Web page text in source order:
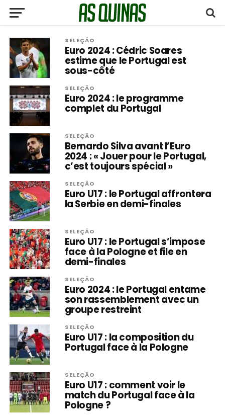
SELEÇÃO
Euro 2024 : Cédric Soares
estime que le Portugal est
sous-côté
SELEÇÃO
Euro 2024 : le programme
complet du Portugal
SELEÇÃO
Bernardo Silva avant l’Euro
2024 : « Jouer pour le Portugal,
c’est toujours spécial »
SELEÇÃO
Euro U17 : le Portugal affrontera
la Serbie en demi-finales
SELEÇÃO
Euro U17 : le Portugal s’impose
face à la Pologne et file en
demi-finales
SELEÇÃO
Euro 2024 : le Portugal entame
son rassemblement avec un
groupe restreint
SELEÇÃO
Euro U17 : la composition du
Portugal face à la Pologne
SELEÇÃO
Euro U17 : comment voir le
match du Portugal face à la
Pologne ?